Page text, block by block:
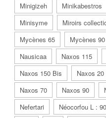
Minigizeh
Minikabestros
Minisyme
Miroirs
Mycènes 65
Mycènes 90
Nausicaa
Naxos 115
Naxos 150 Bis
Naxos 20
Naxos 70
Naxos 90
Nefertari
Néocorfou L :